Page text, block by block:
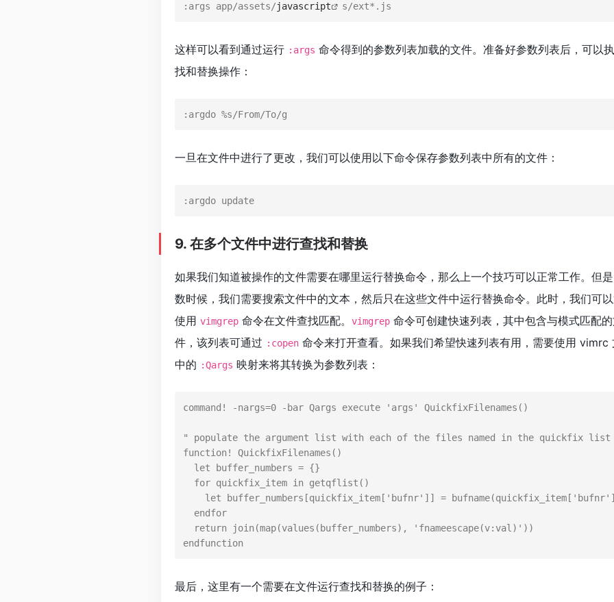
:args app/assets/javascript s/ext*.js
这样可以看到通过运行 :args 命令得到的参数列表加载的文件。准备好参数列表后，可以
找和替换操作：
:argdo %s/From/To/g
一旦在文件中进行了更改，我们可以使用以下命令保存参数列表中所有的文件：
:argdo update
9. 在多个文件中进行查找和替换
如果我们知道被操作的文件需要在哪里运行替换命令，那么上一个技巧可以正常工作。但
数时候，我们需要搜索文件中的文本，然后只在这些文件中运行替换命令。此时，我们可
使用 vimgrep 命令在文件查找匹配。 vimgrep 命令可创建快速列表，其中包含与模式匹配
件，该列表可通过 :copen 命令来打开查看。如果我们希望快速列表有用，需要使用 vimrc
中的 :Qargs 映射来将其转换为参数列表：
command ! -nargs=0 -bar Qargs execute 'args' QuickfixFilenames()
" populate the argument list with each of the files named in the quickfix list
function! QuickfixFilenames()
endfunction
最后，这里有一个需要在文件运行查找和替换的例子：